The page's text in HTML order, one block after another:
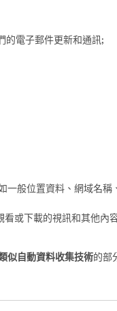
的電子郵件更新和通訊;
一般位置資料、網域名
或下載的視訊和其他內
似自動資料收集技術的部